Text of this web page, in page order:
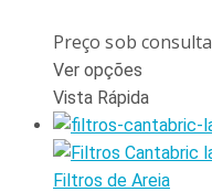
Preço sob consulta
Ver opções
Vista Rápida
Filtros de Areia